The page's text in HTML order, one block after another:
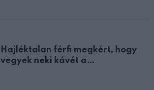
Hajléktalan férfi megkért, hogy
vegyek neki kávét a